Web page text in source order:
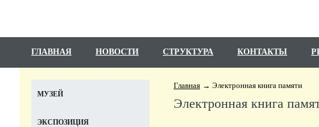
ГЛАВНАЯ НОВОСТИ СТРУКТУРА КОНТАКТЫ
Главная Электронная книга памяти
Электронная книга
МУЗЕЙ
ЭКСПОЗИЦИЯ